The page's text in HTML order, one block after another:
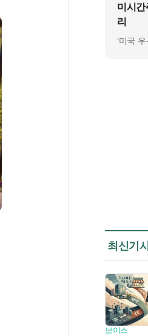
미시
리
'미국
최신기
보이스